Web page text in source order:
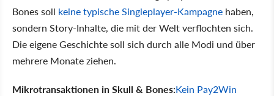
Bones soll keine typische Singleplayer-Kampagne haben,
sondern Story-Inhalte, die mit der Welt verflochten sich.
Die eigene Geschichte soll sich durch alle Modi und über
mehrere Monate ziehen.
Mikrotransaktionen in Skull & Bones:Kein Pay2Win